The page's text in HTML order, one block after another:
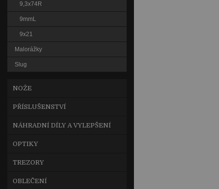
9,3x74R
9mmL
9x21
Malorážky
Slug
NOŽE
PŘÍSLUŠENSTVÍ
NÁHRADNÍ DÍLY A VYLEPŠENÍ
OPTIKY
TREZORY
OBLEČENÍ